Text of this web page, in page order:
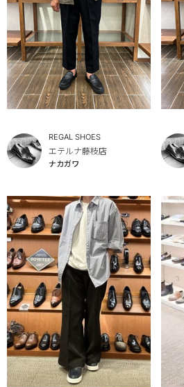
REGAL SHOES
エテルナ藤枝店
ナカガワ